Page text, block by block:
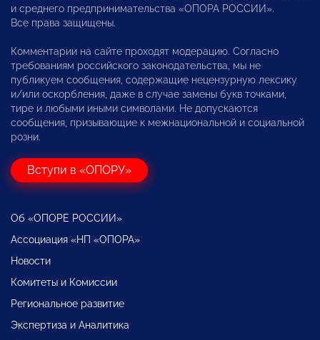
и среднего предпринимательства «ОПОРА РОССИИ».
Все права защищены.
Комментарии на сайте проходят модерацию. Согласно
требованиям российского законодательства, мы не
публикуем сообщения, содержащие нецензурную лексику
и/или оскорбления, даже в случае замены букв точками,
тире и любыми иными символами. Не допускаются
сообщения, призывающие к межнациональной и социальной
розни.
Вступи в «ОПОРУ»
Об «ОПОРЕ РОССИИ»
Ассоциация «НП «ОПОРА»
Новости
Комитеты и Комиссии
Региональное развитие
Экспертиза и Аналитика